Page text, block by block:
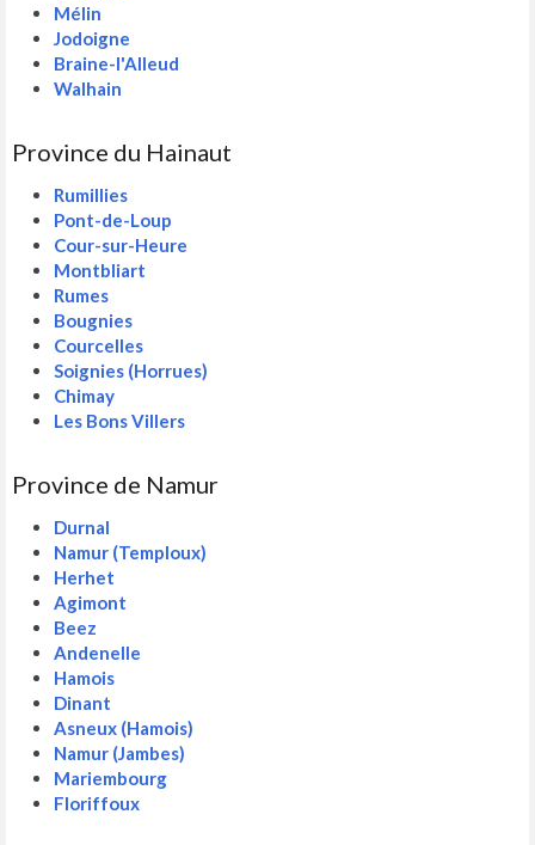
Mélin
Jodoigne
Braine-l'Alleud
Walhain
Province du Hainaut
Rumillies
Pont-de-Loup
Cour-sur-Heure
Montbliart
Rumes
Bougnies
Courcelles
Soignies (Horrues)
Chimay
Les Bons Villers
Province de Namur
Durnal
Namur (Temploux)
Herhet
Agimont
Beez
Andenelle
Hamois
Dinant
Asneux (Hamois)
Namur (Jambes)
Mariembourg
Floriffoux